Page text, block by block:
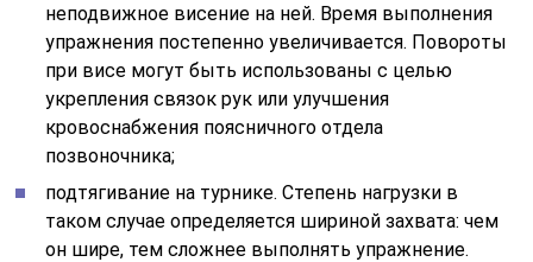
неподвижное висение на ней. Время выполнения
упражнения постепенно увеличивается. Повороты
при висе могут быть использованы с целью
укрепления связок рук или улучшения
кровоснабжения поясничного отдела
позвоночника;
подтягивание на турнике. Степень нагрузки в
таком случае определяется шириной захвата: чем
он шире, тем сложнее выполнять упражнение.